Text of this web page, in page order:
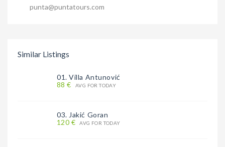
punta@puntatours.com
Similar Listings
01. Villa Antunović
88 €
AVG FOR TODAY
03. Jakić Goran
120 €
AVG FOR TODAY